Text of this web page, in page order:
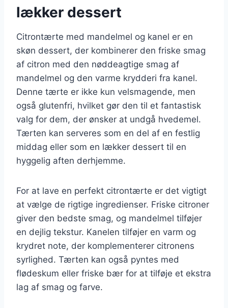
lækker dessert
Citrontærte med mandelmel og kanel er en
skøn dessert, der kombinerer den friske smag
af citron med den nøddeagtige smag af
mandelmel og den varme krydderi fra kanel.
Denne tærte er ikke kun velsmagende, men
også glutenfri, hvilket gør den til et fantastisk
valg for dem, der ønsker at undgå hvedemel.
Tærten kan serveres som en del af en festlig
middag eller som en lækker dessert til en
hyggelig aften derhjemme.
For at lave en perfekt citrontærte er det vigtigt
at vælge de rigtige ingredienser. Friske citroner
giver den bedste smag, og mandelmel tilføjer
en dejlig tekstur. Kanelen tilføjer en varm og
krydret note, der komplementerer citronens
syrlighed. Tærten kan også pyntes med
flødeskum eller friske bær for at tilføje et ekstra
lag af smag og farve.